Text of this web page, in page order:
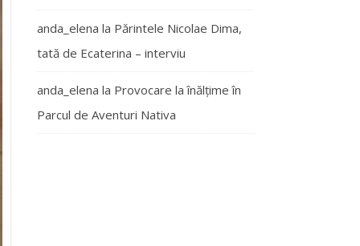
anda_elena la Părintele Nicolae Dima,
tată de Ecaterina – interviu
anda_elena la Provocare la înălțime în
Parcul de Aventuri Nativa